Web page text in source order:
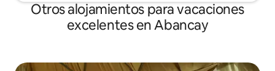
Otros alojamientos para vacaciones
excelentes en Abancay